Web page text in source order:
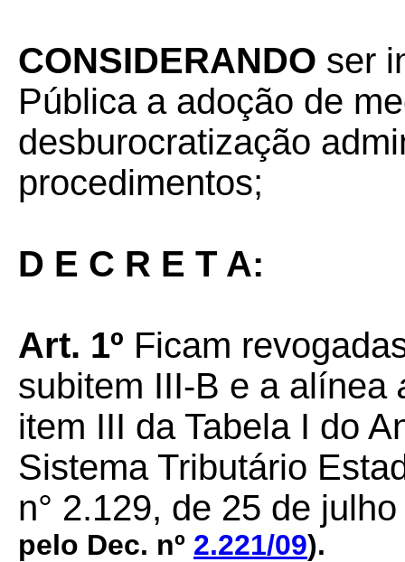
CONSIDERANDO ser
Pública a adoção de
desburocratização
procedimentos;
D E C R E T A:
Art. 1º Ficam
subitem III-B e a alínea
item III da Tabela I do
Sistema Tributário
n° 2.129, de 25 de
pelo Dec. nº 2.221/09).